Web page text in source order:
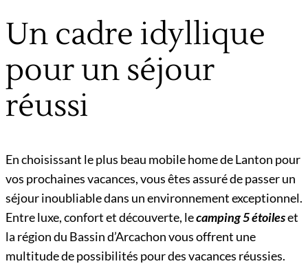
Un cadre idyllique
pour un séjour
réussi
En choisissant le plus beau mobile home de Lanton pour
vos prochaines vacances, vous êtes assuré de passer un
séjour inoubliable dans un environnement exceptionnel.
Entre luxe, confort et découverte, lecamping 5 étoileset
la région du Bassin d’Arcachon vous offrent une
multitude de possibilités pour des vacances réussies.